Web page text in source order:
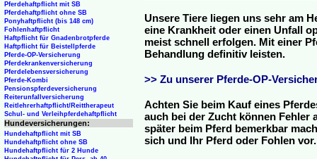
Unsere Tiere liegen uns sehr am
eine Krankheit oder einen Unfall
meist schnell erfolgen. Mit einer
Behandlung definitiv leisten.
>> Zu unserer Pferde-OP-
Achten Sie beim Kauf eines
auch bei der Zucht können Fehler
später beim Pferd bemerkbar
sich und Ihr Pferd oder Fohlen vor.
Pferdehaftpflicht mit SB
Pferdehaftpflicht ohne SB
Ponyhaftpflicht (bis 148 cm)
Fohlenhaftpflicht
Haftpflicht für Gnadenbrotpferde
Haftpflicht für Beistellpferde
Pferde-OP-Versicherung
Pferdekrankenversicherung
Pferdelebensversicherung
Pferde-Kombi
Pensionspferdeversicherung
Reiterunfallversicherung
Reitlehrerhaftpflicht/Reittherapeut
Schul- und Verleihpferdehaftpflicht
Hundeversicherungen:
Hundehaftpflicht mit SB
Hundehaftpflicht ohne SB
Hundehaftpflicht für 2 Hunde